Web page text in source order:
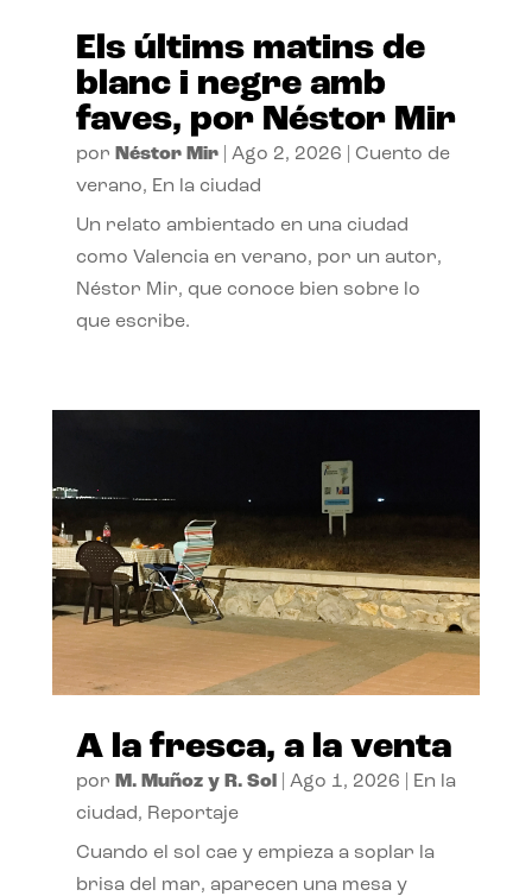
Els últims matins de
blanc i negre amb
faves, por Néstor Mir
por Néstor Mir| Ago 2, 2026
Cuento de
verano, En la ciudad
Un relato ambientado en una ciudad
como Valencia en verano, por un autor,
Néstor Mir, que conoce bien sobre lo
que escribe.
A la fresca, a la venta
por M. Muñoz y R. Sol Ago 1, 2026
En la
ciudad, Reportaje
Cuando el sol cae y empieza a soplar la
brisa del mar, aparecen una mesa y